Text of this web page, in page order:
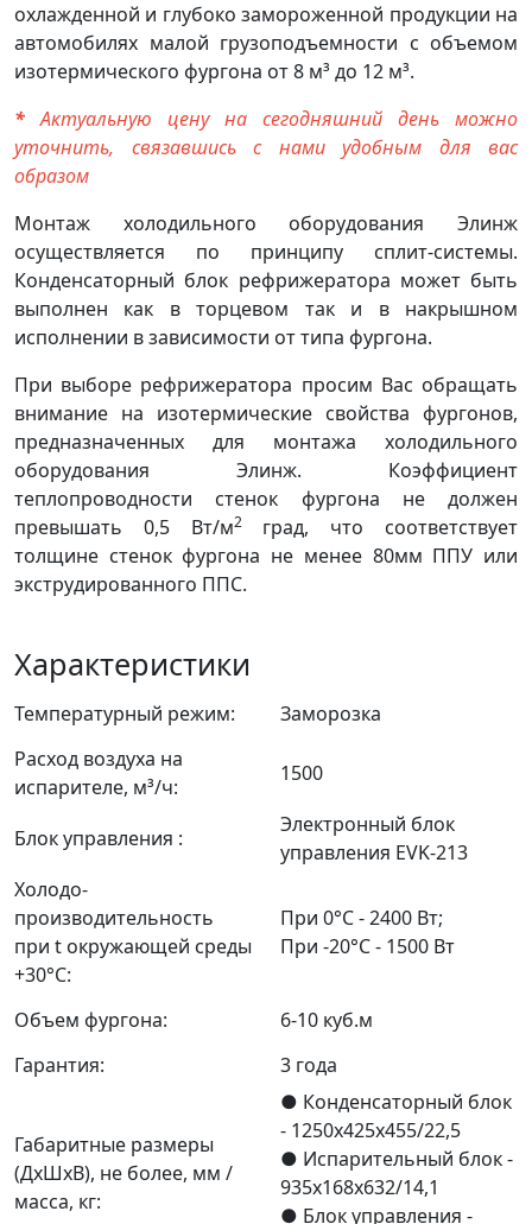
охлажденной и глубоко замороженной продукции на
автомобилях малой грузоподъемности с объемом
изотермического фургона от 8 м³ до 12 м³.
*Актуальную цену на сегодняшний день можно
уточнить, связавшись с нами удобным для вас
образом
Монтаж холодильного оборудования Элинж
осуществляется по принципу сплит-системы.
Конденсаторный блок рефрижератора может быть
выполнен как в торцевом так и в накрышном
исполнении в зависимости от типа фургона.
При выборе рефрижератора просим Вас обращать
внимание на изотермические свойства фургонов,
предназначенных для монтажа холодильного
оборудования Элинж. Коэффициент
теплопроводности стенок фургона не должен
превышать 0,5 Вт/м2град, что соответствует
толщине стенок фургона не менее 80мм ППУ или
экструдированного ППС.
Характеристики
Температурный режим:
Заморозка
Расход воздуха на
испарителе, м³/ч:
1500
Блок управления :
Электронный блок
управления EVK-213
Холодо-
производительность
при t окружающей среды
+30°С:
При 0°С - 2400 Вт;
При -20°С - 1500 Вт
Объем фургона:
6-10 куб.м
Гарантия:
3 года
Габаритные размеры
(ДхШхВ), не более, мм /
масса, кг:
● Конденсаторный блок
- 1250x425x455/22,5
● Испарительный блок -
935x168x632/14,1
● Блок управления -